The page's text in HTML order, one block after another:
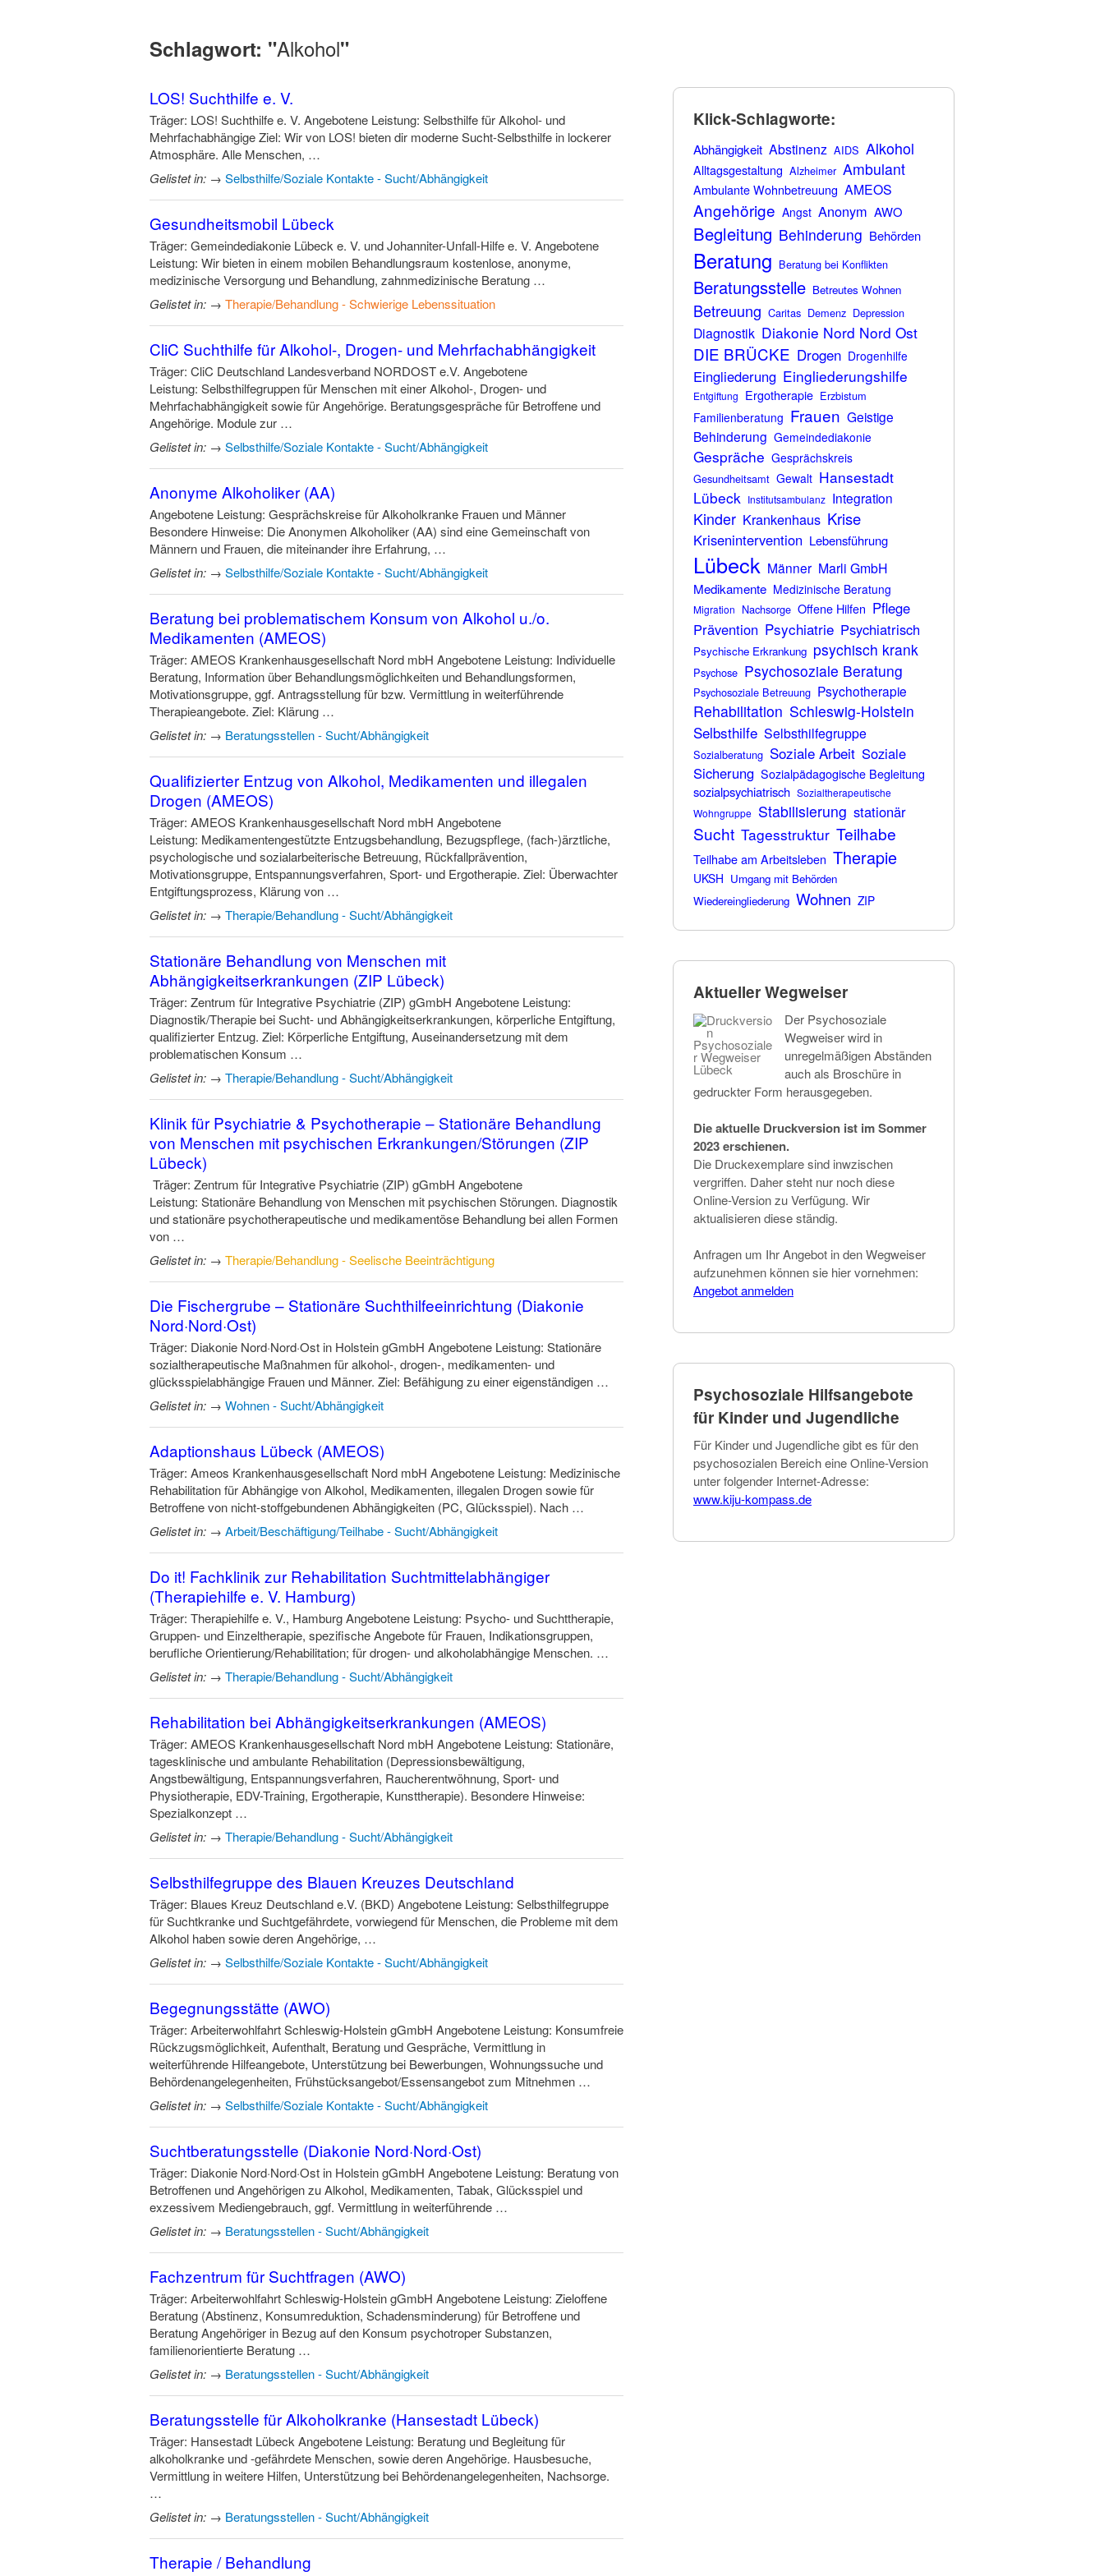
Schlagwort: "Alkohol"
LOS! Suchthilfe e. V.
Träger: LOS! Suchthilfe e. V. Angebotene Leistung: Selbsthilfe für Alkohol- und
Mehrfachabhängige Ziel: Wir von LOS! bieten dir moderne Sucht-Selbsthilfe in lockerer
Atmosphäre. Alle Menschen, …
Gelistet in: → Selbsthilfe/Soziale Kontakte - Sucht/Abhängigkeit
Gesundheitsmobil Lübeck
Träger: Gemeindediakonie Lübeck e. V. und Johanniter-Unfall-Hilfe e. V. Angebotene
Leistung: Wir bieten in einem mobilen Behandlungsraum kostenlose, anonyme,
medizinische Versorgung und Behandlung, zahnmedizinische Beratung …
Gelistet in: → Therapie/Behandlung - Schwierige Lebenssituation
CliC Suchthilfe für Alkohol-, Drogen- und Mehrfachabhängigkeit
Träger: CliC Deutschland Landesverband NORDOST e.V. Angebotene
Leistung: Selbsthilfegruppen für Menschen mit einer Alkohol-, Drogen- und
Mehrfachabhängigkeit sowie für Angehörige. Beratungsgespräche für Betroffene und
Angehörige. Module zur …
Gelistet in: → Selbsthilfe/Soziale Kontakte - Sucht/Abhängigkeit
Anonyme Alkoholiker (AA)
Angebotene Leistung: Gesprächskreise für Alkoholkranke Frauen und Männer
Besondere Hinweise: Die Anonymen Alkoholiker (AA) sind eine Gemeinschaft von
Männern und Frauen, die miteinander ihre Erfahrung, …
Gelistet in: → Selbsthilfe/Soziale Kontakte - Sucht/Abhängigkeit
Beratung bei problematischem Konsum von Alkohol u./o.
Medikamenten (AMEOS)
Träger: AMEOS Krankenhausgesellschaft Nord mbH Angebotene Leistung: Individuelle
Beratung, Information über Behandlungsmöglichkeiten und Behandlungsformen,
Motivationsgruppe, ggf. Antragsstellung für bzw. Vermittlung in weiterführende
Therapieangebote. Ziel: Klärung …
Gelistet in: → Beratungsstellen - Sucht/Abhängigkeit
Qualifizierter Entzug von Alkohol, Medikamenten und illegalen
Drogen (AMEOS)
Träger: AMEOS Krankenhausgesellschaft Nord mbH Angebotene
Leistung: Medikamentengestützte Entzugsbehandlung, Bezugspflege, (fach-)ärztliche,
psychologische und sozialarbeiterische Betreuung, Rückfallprävention,
Motivationsgruppe, Entspannungsverfahren, Sport- und Ergotherapie. Ziel: Überwachter
Entgiftungsprozess, Klärung von …
Gelistet in: → Therapie/Behandlung - Sucht/Abhängigkeit
Stationäre Behandlung von Menschen mit
Abhängigkeitserkrankungen (ZIP Lübeck)
Träger: Zentrum für Integrative Psychiatrie (ZIP) gGmbH Angebotene Leistung:
Diagnostik/Therapie bei Sucht- und Abhängigkeitserkrankungen, körperliche Entgiftung,
qualifizierter Entzug. Ziel: Körperliche Entgiftung, Auseinandersetzung mit dem
problematischen Konsum …
Gelistet in: → Therapie/Behandlung - Sucht/Abhängigkeit
Klinik für Psychiatrie & Psychotherapie – Stationäre Behandlung
von Menschen mit psychischen Erkrankungen/Störungen (ZIP
Lübeck)
Träger: Zentrum für Integrative Psychiatrie (ZIP) gGmbH Angebotene
Leistung: Stationäre Behandlung von Menschen mit psychischen Störungen. Diagnostik
und stationäre psychotherapeutische und medikamentöse Behandlung bei allen Formen
von …
Gelistet in: → Therapie/Behandlung - Seelische Beeinträchtigung
Die Fischergrube – Stationäre Suchthilfeeinrichtung (Diakonie
Nord·Nord·Ost)
Träger: Diakonie Nord·Nord·Ost in Holstein gGmbH Angebotene Leistung: Stationäre
sozialtherapeutische Maßnahmen für alkohol-, drogen-, medikamenten- und
glücksspielabhängige Frauen und Männer. Ziel: Befähigung zu einer eigenständigen …
Gelistet in: → Wohnen - Sucht/Abhängigkeit
Adaptionshaus Lübeck (AMEOS)
Träger: Ameos Krankenhausgesellschaft Nord mbH Angebotene Leistung: Medizinische
Rehabilitation für Abhängige von Alkohol, Medikamenten, illegalen Drogen sowie für
Betroffene von nicht-stoffgebundenen Abhängigkeiten (PC, Glücksspiel). Nach …
Gelistet in: → Arbeit/Beschäftigung/Teilhabe - Sucht/Abhängigkeit
Do it! Fachklinik zur Rehabilitation Suchtmittelabhängiger
(Therapiehilfe e. V. Hamburg)
Träger: Therapiehilfe e. V., Hamburg Angebotene Leistung: Psycho- und Suchttherapie,
Gruppen- und Einzeltherapie, spezifische Angebote für Frauen, Indikationsgruppen,
berufliche Orientierung/Rehabilitation; für drogen- und alkoholabhängige Menschen. …
Gelistet in: → Therapie/Behandlung - Sucht/Abhängigkeit
Rehabilitation bei Abhängigkeitserkrankungen (AMEOS)
Träger: AMEOS Krankenhausgesellschaft Nord mbH Angebotene Leistung: Stationäre,
tagesklinische und ambulante Rehabilitation (Depressionsbewältigung,
Angstbewältigung, Entspannungsverfahren, Raucherentwöhnung, Sport- und
Physiotherapie, EDV-Training, Ergotherapie, Kunsttherapie). Besondere Hinweise:
Spezialkonzept …
Gelistet in: → Therapie/Behandlung - Sucht/Abhängigkeit
Selbsthilfegruppe des Blauen Kreuzes Deutschland
Träger: Blaues Kreuz Deutschland e.V. (BKD) Angebotene Leistung: Selbsthilfegruppe
für Suchtkranke und Suchtgefährdete, vorwiegend für Menschen, die Probleme mit dem
Alkohol haben sowie deren Angehörige, …
Gelistet in: → Selbsthilfe/Soziale Kontakte - Sucht/Abhängigkeit
Begegnungsstätte (AWO)
Träger: Arbeiterwohlfahrt Schleswig-Holstein gGmbH Angebotene Leistung: Konsumfreie
Rückzugsmöglichkeit, Aufenthalt, Beratung und Gespräche, Vermittlung in
weiterführende Hilfeangebote, Unterstützung bei Bewerbungen, Wohnungssuche und
Behördenangelegenheiten, Frühstücksangebot/Essensangebot zum Mitnehmen …
Gelistet in: → Selbsthilfe/Soziale Kontakte - Sucht/Abhängigkeit
Suchtberatungsstelle (Diakonie Nord·Nord·Ost)
Träger: Diakonie Nord·Nord·Ost in Holstein gGmbH Angebotene Leistung: Beratung von
Betroffenen und Angehörigen zu Alkohol, Medikamenten, Tabak, Glücksspiel und
exzessivem Mediengebrauch, ggf. Vermittlung in weiterführende …
Gelistet in: → Beratungsstellen - Sucht/Abhängigkeit
Fachzentrum für Suchtfragen (AWO)
Träger: Arbeiterwohlfahrt Schleswig-Holstein gGmbH Angebotene Leistung: Zieloffene
Beratung (Abstinenz, Konsumreduktion, Schadensminderung) für Betroffene und
Beratung Angehöriger in Bezug auf den Konsum psychotroper Substanzen,
familienorientierte Beratung …
Gelistet in: → Beratungsstellen - Sucht/Abhängigkeit
Beratungsstelle für Alkoholkranke (Hansestadt Lübeck)
Träger: Hansestadt Lübeck Angebotene Leistung: Beratung und Begleitung für
alkoholkranke und -gefährdete Menschen, sowie deren Angehörige. Hausbesuche,
Vermittlung in weitere Hilfen, Unterstützung bei Behördenangelegenheiten, Nachsorge.
…
Gelistet in: → Beratungsstellen - Sucht/Abhängigkeit
Therapie / Behandlung
Klick-Schlagworte:
Abhängigkeit Abstinenz AIDS Alkohol
Alltagsgestaltung Alzheimer Ambulant
Ambulante Wohnbetreuung AMEOS
Angehörige Angst Anonym AWO
Begleitung Behinderung Behörden
Beratung Beratung bei Konflikten
Beratungsstelle Betreutes Wohnen
Betreuung Caritas Demenz Depression
Diagnostik Diakonie Nord Nord Ost
DIE BRÜCKE Drogen Drogenhilfe
Eingliederung Eingliederungshilfe
Entgiftung Ergotherapie Erzbistum
Familienberatung Frauen Geistige
Behinderung Gemeindediakonie
Gespräche Gesprächskreis
Gesundheitsamt Gewalt Hansestadt
Lübeck Institutsambulanz Integration
Kinder Krankenhaus Krise
Krisenintervention Lebensführung
Lübeck Männer Marli GmbH
Medikamente Medizinische Beratung
Migration Nachsorge Offene Hilfen Pflege
Prävention Psychiatrie Psychiatrisch
Psychische Erkrankung psychisch krank
Psychose Psychosoziale Beratung
Psychosoziale Betreuung Psychotherapie
Rehabilitation Schleswig-Holstein
Selbsthilfe Selbsthilfegruppe
Sozialberatung Soziale Arbeit Soziale
Sicherung Sozialpädagogische Begleitung
sozialpsychiatrisch Sozialtherapeutische
Wohngruppe Stabilisierung stationär
Sucht Tagesstruktur Teilhabe
Teilhabe am Arbeitsleben Therapie
UKSH Umgang mit Behörden
Wiedereingliederung Wohnen ZIP
Aktueller Wegweiser
Der Psychosoziale
Wegweiser wird in
unregelmäßigen Abständen
auch als Broschüre in
gedruckter Form herausgegeben.
Die aktuelle Druckversion ist im Sommer
2023 erschienen.
Die Druckexemplare sind inwzischen
vergriffen. Daher steht nur noch diese
Online-Version zu Verfügung. Wir
aktualisieren diese ständig.
Anfragen um Ihr Angebot in den Wegweiser
aufzunehmen können sie hier vornehmen:
Angebot anmelden
Psychosoziale Hilfsangebote
für Kinder und Jugendliche
Für Kinder und Jugendliche gibt es für den
psychosozialen Bereich eine Online-Version
unter folgender Internet-Adresse:
www.kiju-kompass.de